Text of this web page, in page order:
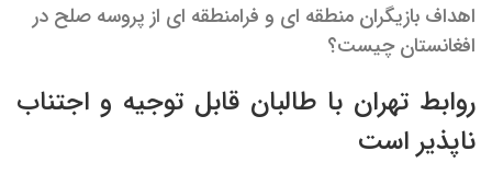
اهداف بازیگران منطقه ای و فرامنطقه ای از پروسه صلح در
افغانستان چیست؟
روابط تهران با طالبان قابل توجیه و اجتناب
ناپذیر است